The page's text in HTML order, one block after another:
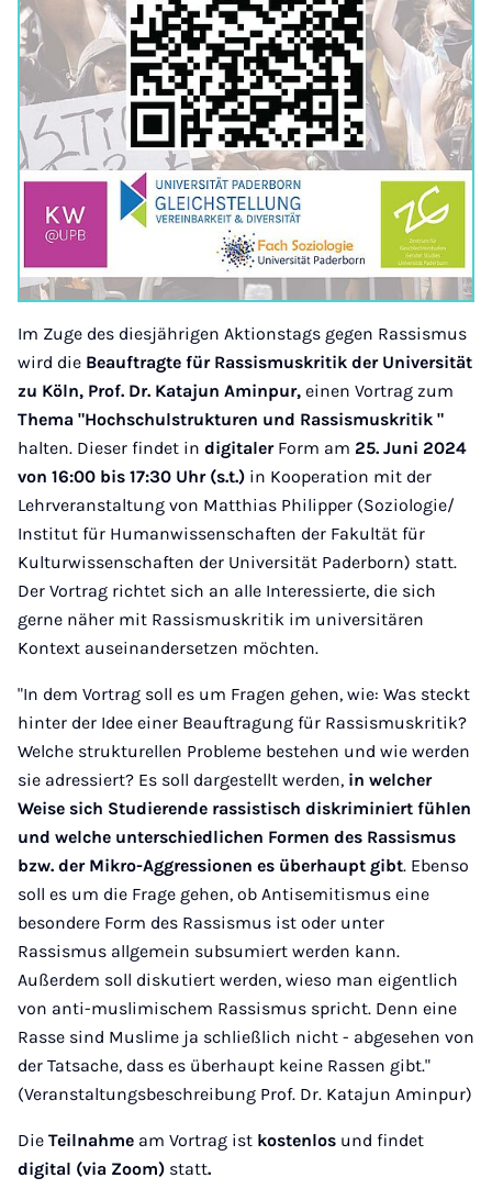
Im Zuge des diesjährigen Aktionstags gegen Rassismus
wird die Beauftragte für Rassismuskritik der Universität
zu Köln, Prof. Dr. Katajun Aminpur, einen Vortrag zum
Thema "Hochschulstrukturen und Rassismuskritik "
halten. Dieser findet in digitaler Form am 25. Juni 2024
von 16:00 bis 17:30 Uhr (s.t.) in Kooperation mit der
Lehrveranstaltung von Matthias Philipper (Soziologie/
Institut für Humanwissenschaften der Fakultät für
Kulturwissenschaften der Universität Paderborn) statt.
Der Vortrag richtet sich an alle Interessierte, die sich
gerne näher mit Rassismuskritik im universitären
Kontext auseinandersetzen möchten.
"In dem Vortrag soll es um Fragen gehen, wie: Was steckt
hinter der Idee einer Beauftragung für Rassismuskritik?
Welche strukturellen Probleme bestehen und wie werden
sie adressiert? Es soll dargestellt werden, in welcher
Weise sich Studierende rassistisch diskriminiert fühlen
und welche unterschiedlichen Formen des Rassismus
bzw. der Mikro-Aggressionen es überhaupt gibt. Ebenso
soll es um die Frage gehen, ob Antisemitismus eine
besondere Form des Rassismus ist oder unter
Rassismus allgemein subsumiert werden kann.
Außerdem soll diskutiert werden, wieso man eigentlich
von anti-muslimischem Rassismus spricht. Denn eine
Rasse sind Muslime ja schließlich nicht - abgesehen von
der Tatsache, dass es überhaupt keine Rassen gibt."
(Veranstaltungsbeschreibung Prof. Dr. Katajun Aminpur)
Die Teilnahme am Vortrag ist kostenlos und findet
digital (via Zoom) statt.